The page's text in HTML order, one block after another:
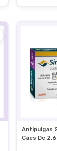
Antipulgas
Cães De